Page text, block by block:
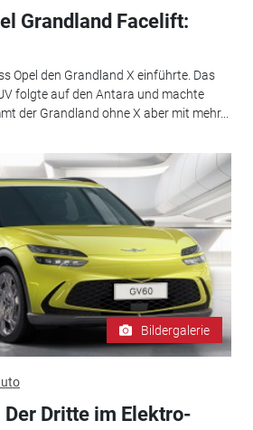
Grandland Facelift:
Opel den Grandland X einführte. Das
folgte auf den Antara und machte
der Grandland ohne X aber mit mehr...
Bildergalerie
Der Dritte im Elektro-